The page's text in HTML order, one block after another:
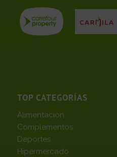
TOP CATEGORÍAS
Alimentación
Complementos
Deportes
Hipermercado